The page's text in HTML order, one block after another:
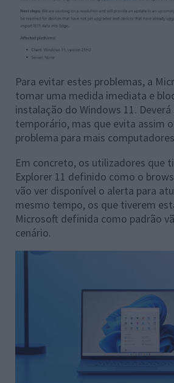
Para evitar estes problemas, a
tomar uma medida imediata e
instalação do Windows 11.
temporário, mas que evita assim
problema para mais
Em concreto, os utilizadores que
Explorer 11 definido como o
vão ver disponível o alerta para
mesmo tempo, os que tiverem
Microsoft definida como padrão
cenário.